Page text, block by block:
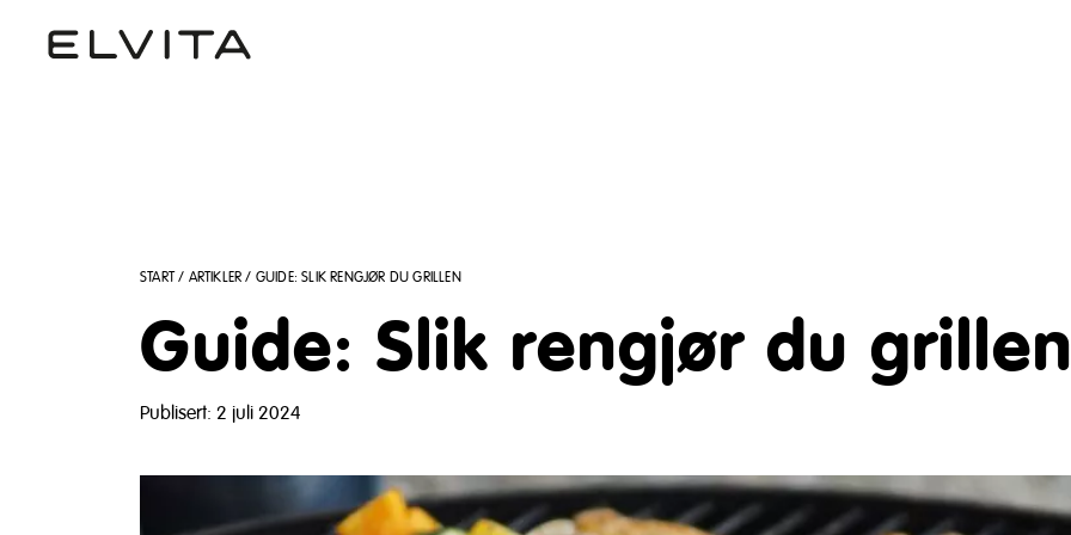
START/ ARTIKLER / GUIDE: SLIK RENGJØR DU GRILLEN
Guide: Slik rengjør du
Publisert: 2 juli 2024